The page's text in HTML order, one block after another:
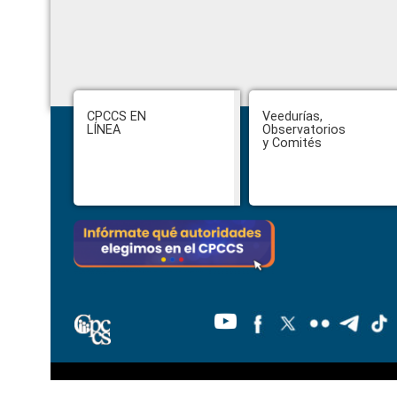
Footer
CPCCS EN
LÍNEA
Veedurías,
Observatorios
y Comités